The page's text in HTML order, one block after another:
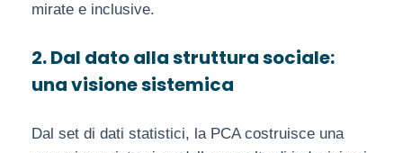
mirate e inclusive.
2. Dal dato alla struttura sociale:
una visione sistemica
Dal set di dati statistici, la PCA costruisce una